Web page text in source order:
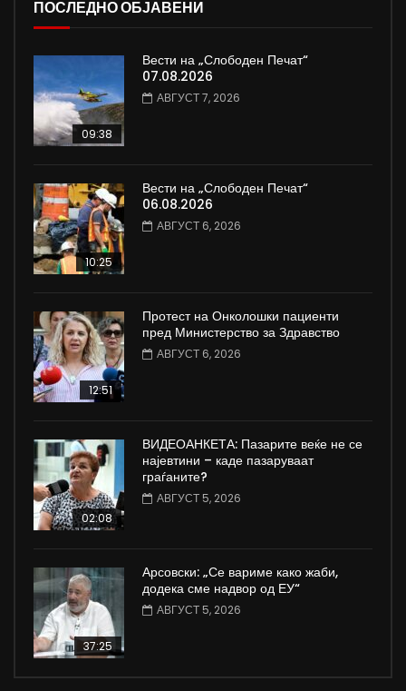
ПОСЛЕДНО ОБЈАВЕНИ
09:38
Вести на „Слободен Печат“
07.08.2026
АВГУСТ 7, 2026
10:25
Вести на „Слободен Печат“
06.08.2026
АВГУСТ 6, 2026
12:51
Протест на Онколошки пациенти
пред Министерство за Здравство
АВГУСТ 6, 2026
02:08
ВИДЕОАНКЕТА: Пазарите веќе не се
најевтини – каде пазаруваат
граѓаните?
АВГУСТ 5, 2026
37:25
Арсовски: „Се вариме како жаби,
додека сме надвор од ЕУ“
АВГУСТ 5, 2026